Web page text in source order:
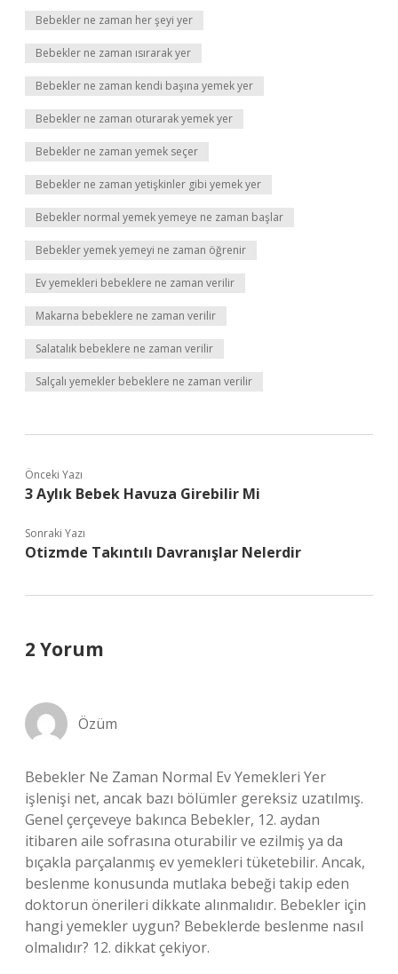
Bebekler ne zaman her şeyi yer
Bebekler ne zaman ısırarak yer
Bebekler ne zaman kendi başına yemek yer
Bebekler ne zaman oturarak yemek yer
Bebekler ne zaman yemek seçer
Bebekler ne zaman yetişkinler gibi yemek yer
Bebekler normal yemek yemeye ne zaman başlar
Bebekler yemek yemeyi ne zaman öğrenir
Ev yemekleri bebeklere ne zaman verilir
Makarna bebeklere ne zaman verilir
Salatalık bebeklere ne zaman verilir
Salçalı yemekler bebeklere ne zaman verilir
Önceki Yazı
3 Aylık Bebek Havuza Girebilir Mi
Sonraki Yazı
Otizmde Takıntılı Davranışlar Nelerdir
2 Yorum
Özüm
Bebekler Ne Zaman Normal Ev Yemekleri Yer
işlenişi net, ancak bazı bölümler gereksiz uzatılmış.
Genel çerçeveye bakınca Bebekler, 12. aydan
itibaren aile sofrasına oturabilir ve ezilmiş ya da
bıçakla parçalanmış ev yemekleri tüketebilir. Ancak,
beslenme konusunda mutlaka bebeği takip eden
doktorun önerileri dikkate alınmalıdır. Bebekler için
hangi yemekler uygun? Bebeklerde beslenme nasıl
olmalıdır? 12. dikkat çekiyor.